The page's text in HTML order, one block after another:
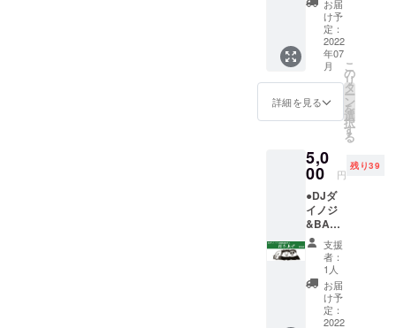
2022/6/
29(水)
までに
お届け
いたし
ます。
させて
いただ
きま
す。
だけに
メン
バーか
ら5分程
度の動
画メッ
セージ
を送ら
せてい
ます。
※限定公
開の
YouTub
eアドレ
スを
メール
で送付
させて
いただ
きま
す。
お届
け予
定：
2022
年07
月
詳細を見る
こ
の
リ
タ
ー
ン
を
選
択
す
る
5,0
00 円
残り39
●DJダ
イノジ
&BAZR
A鉄平と
打ち上
げ参加
券で応
援！ 40
￥5,000
支援
者：
1人
お届
け予
定：
2022